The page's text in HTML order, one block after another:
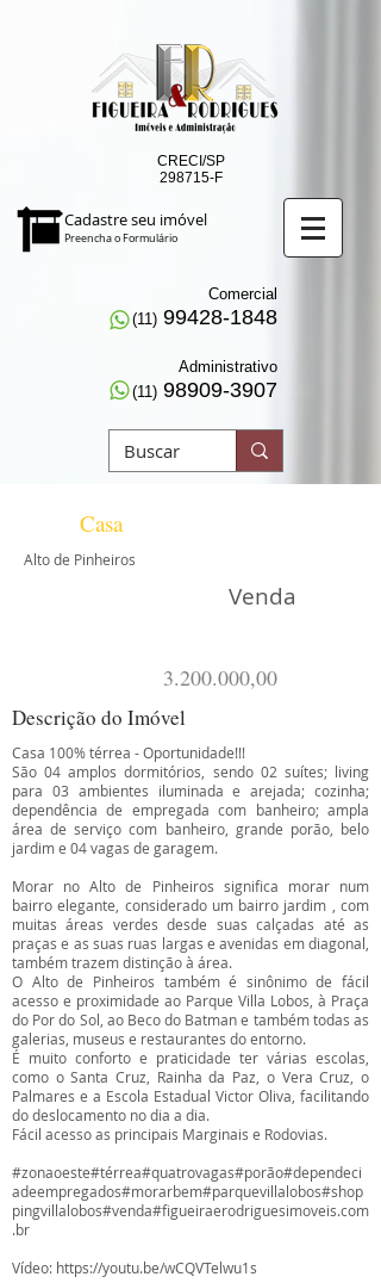
CRECI/SP
298715-F
Cadastre seu imóvel
Preencha o Formulário
Comercial
(11) 99428-1848
Administrativo
(11) 98909-3907
Casa
Alto de Pinheiros
Venda
3.200.000,00
Descrição do Imóvel
Casa 100% térrea - Oportunidade!!!
São 04 amplos dormitórios, sendo 02 suítes; living
para 03 ambientes iluminada e arejada; cozinha;
dependência de empregada com banheiro; ampla
área de serviço com banheiro, grande porão, belo
jardim e 04 vagas de garagem.
Morar no Alto de Pinheiros significa morar num
bairro elegante, considerado um bairro jardim , com
muitas áreas verdes desde suas calçadas até as
praças e as suas ruas largas e avenidas em diagonal,
também trazem distinção à área.
O Alto de Pinheiros também é sinônimo de fácil
acesso e proximidade ao Parque Villa Lobos, à Praça
do Por do Sol, ao Beco do Batman e também todas as
galerias, museus e restaurantes do entorno.
É muito conforto e praticidade ter várias escolas,
como o Santa Cruz, Rainha da Paz, o Vera Cruz, o
Palmares e a Escola Estadual Victor Oliva, facilitando
do deslocamento no dia a dia.
Fácil acesso as principais Marginais e Rodovias.
#zonaoeste#térrea#quatrovagas#porão#dependeci
adeempregados#morarbem#parquevillalobos#shop
pingvillalobos#venda#figueiraerodriguesimoveis.com
.br
Vídeo: https://youtu.be/wCQVTelwu1s